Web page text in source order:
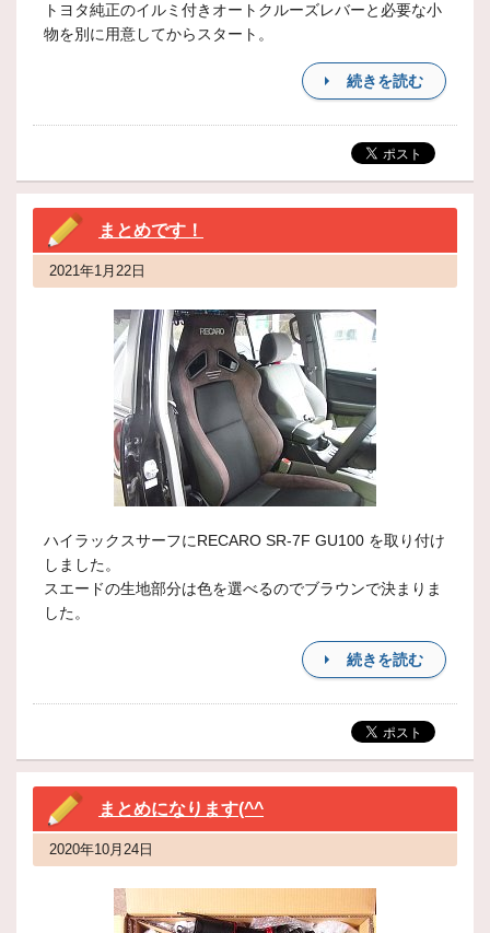
トヨタ純正のイルミ付きオートクルーズレバーと必要な小
物を別に用意してからスタート。
続きを読む
まとめです！
2021年1月22日
ハイラックスサーフにRECARO SR-7F GU100 を取り付け
しました。
スエードの生地部分は色を選べるのでブラウンで決まりま
した。
続きを読む
まとめになります(^^
2020年10月24日